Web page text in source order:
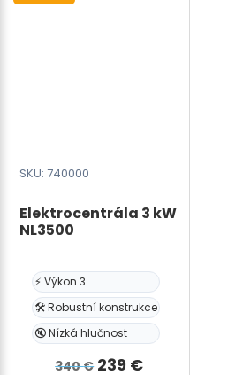
SKU: 740000
Elektrocentrála 3 kW
NL3500
⚡ Výkon 3
🛠️ Robustní konstrukce
🔇 Nízká hlučnost
340€ Původní
239 €Aktuální